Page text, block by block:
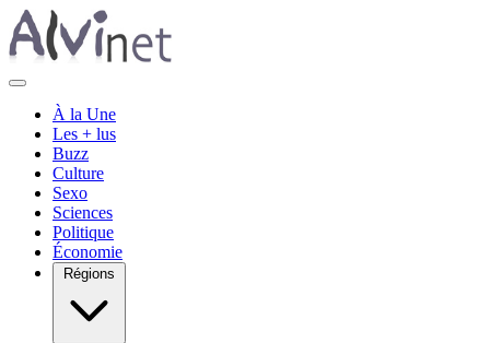
À la Une
Les + lus
Buzz
Culture
Sexo
Sciences
Politique
Économie
Régions